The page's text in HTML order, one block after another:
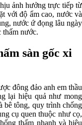
ảnh hưởng trực tiếp từ
với độ ẩm cao, nước và
nước ứ đọng lâu ngày
thấm nước.
sàn gốc xi
đông đảo anh em thầu
lại hiệu quả như mong
bê tông, quy trình chống
cụ quen thuộc như cọ,
thấm nhanh và hiệu